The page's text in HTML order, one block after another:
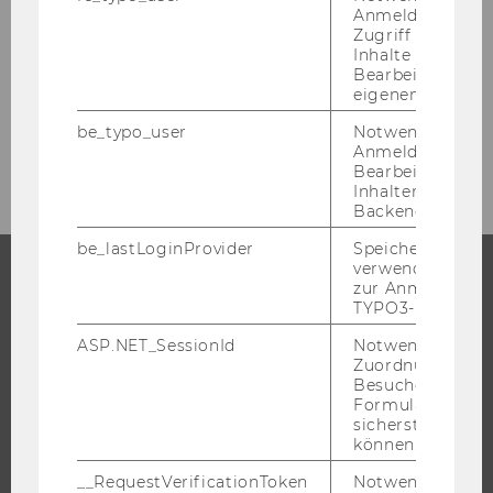
Offenes wissenschaftliches Programm
Gebäudepläne
WARUM WU?
EXECUTIVE EDUCATION
Anmeldung und
Zugriff auf
Inhalte oder zur
Bearbeitung des
eigenen Profils.
be_typo_user
Notwendig für
Anmeldung und
Bearbeitung von
Inhalten im
Backend.
be_lastLoginProvider
Speichert die
verwendete
zur Anmeldung
TYPO3-Backend.
ASP.NET_SessionId
Notwendig, um
Zuordnung von
Besucher zu
sicherstellen zu
können.
__RequestVerificationToken
Notwendig, um